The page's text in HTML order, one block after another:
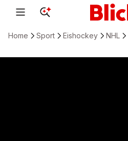
Home Sport Eishockey NHL